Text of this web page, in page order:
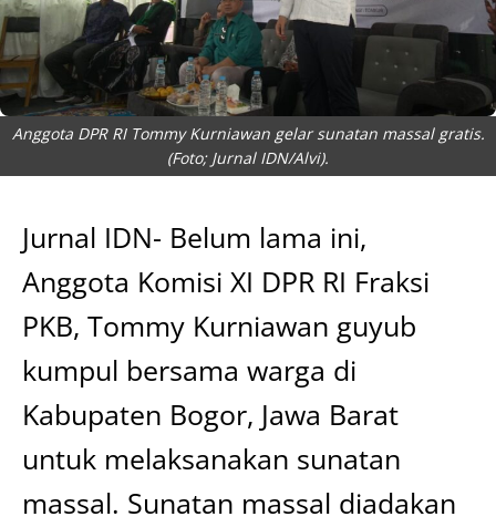
Anggota DPR RI Tommy Kurniawan gelar sunatan massal gratis.
(Foto; Jurnal IDN/Alvi).
Jurnal IDN- Belum lama ini,
Anggota Komisi XI DPR RI Fraksi
PKB, Tommy Kurniawan guyub
kumpul bersama warga di
Kabupaten Bogor, Jawa Barat
untuk melaksanakan sunatan
massal. Sunatan massal diadakan